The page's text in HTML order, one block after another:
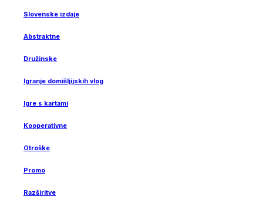
Slovenske izdaje
Abstraktne
Družinske
Igranje domišljijskih vlog
Igre s kartami
Kooperativne
Otroške
Promo
Razširitve